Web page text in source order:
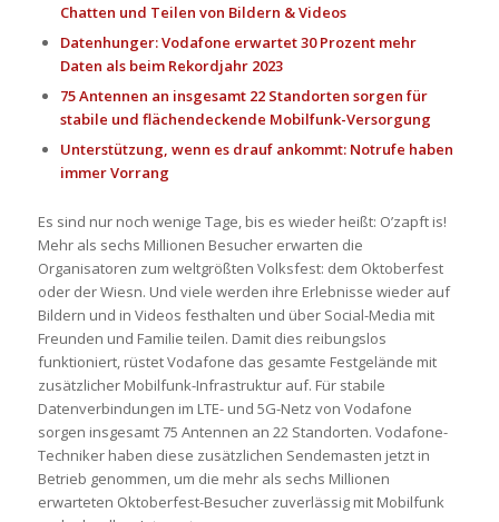
Chatten und Teilen von Bildern & Videos
Datenhunger: Vodafone erwartet 30 Prozent mehr
Daten als beim Rekordjahr 2023
75 Antennen an insgesamt 22 Standorten sorgen für
stabile und flächendeckende Mobilfunk-Versorgung
Unterstützung, wenn es drauf ankommt: Notrufe haben
immer Vorrang
Es sind nur noch wenige Tage, bis es wieder heißt: O’zapft is!
Mehr als sechs Millionen Besucher erwarten die
Organisatoren zum weltgrößten Volksfest: dem Oktoberfest
oder der Wiesn. Und viele werden ihre Erlebnisse wieder auf
Bildern und in Videos festhalten und über Social-Media mit
Freunden und Familie teilen. Damit dies reibungslos
funktioniert, rüstet Vodafone das gesamte Festgelände mit
zusätzlicher Mobilfunk-Infrastruktur auf. Für stabile
Datenverbindungen im LTE- und 5G-Netz von Vodafone
sorgen insgesamt 75 Antennen an 22 Standorten. Vodafone-
Techniker haben diese zusätzlichen Sendemasten jetzt in
Betrieb genommen, um die mehr als sechs Millionen
erwarteten Oktoberfest-Besucher zuverlässig mit Mobilfunk